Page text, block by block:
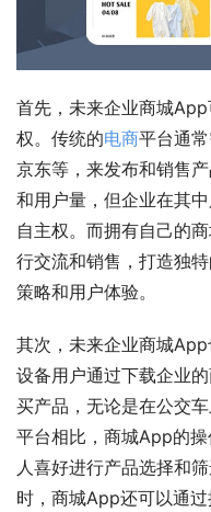
首先，未来企业商城
权。传统的电商平台通
京东等，来发布和销售
和用户量，但企业在其
自主权。而拥有自己的
行交流和销售，打造独
策略和用户体验。
其次，未来企业商城
设备用户通过下载企业
买产品，无论是在公交
平台相比，商城App的
人喜好进行产品选择和
时，商城App还可以通